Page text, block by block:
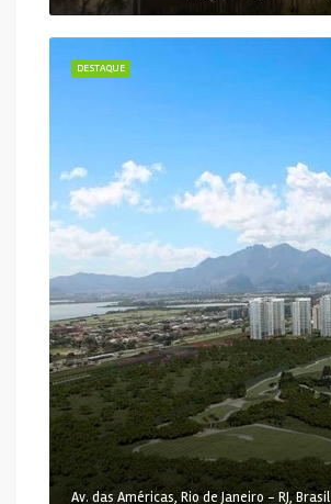
DESTAQUE
Av. das Américas, Rio de Janeiro - RJ, Brasil